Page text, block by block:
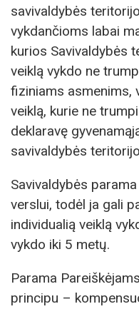
savivaldybės
vykdančioms labai
kurios Savivaldybės
veiklą vykdo ne
fiziniams asmenims,
veiklą, kurie ne
deklaravę
savivaldybės
Savivaldybės
verslui, todėl ja gali
individualią veiklą
vykdo iki 5 metų.
Parama
principu –